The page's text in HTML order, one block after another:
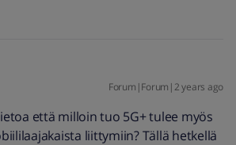
Forum|Forum|2 years ago
että milloin tuo 5G+ tulee myös
liittymiin? Tällä hetkellä